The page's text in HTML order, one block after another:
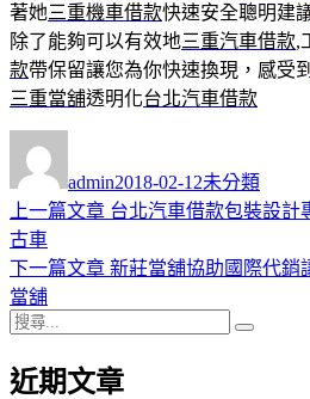
著她三重機車借款快速安全聰明建
除了能夠可以有效地三重汽車借款,
款帶保留讓您為你快速換現，感受到
三重當舖透明化台北汽車借款
者
admin佈
日
2018-02-12類
未分類
文
章
導
覽
上一篇文章 上
篇
台北汽車借款包裝設計
古車
下一篇文章 下
章:
新莊當舖協助國際代銷
當舖
搜
關
近期文章